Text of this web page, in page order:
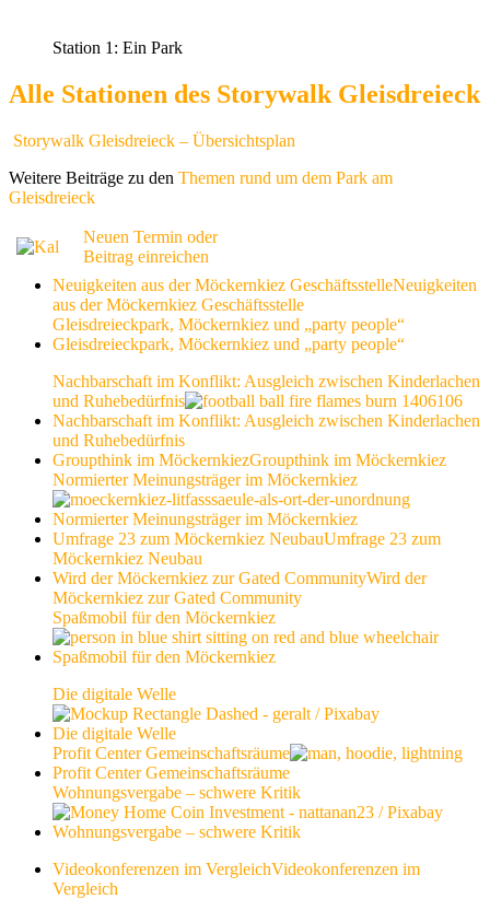
Station 1: Ein Park
Alle Stationen des Storywalk Gleisdreieck
Storywalk Gleisdreieck – Übersichtsplan
Weitere Beiträge zu den Themen rund um dem Park am
Gleisdreieck
Neuen Termin oder
Beitrag einreichen
Neuigkeiten aus der Möckernkiez GeschäftsstelleNeuigkeiten
aus der Möckernkiez Geschäftsstelle
Gleisdreieckpark, Möckernkiez und „party people“
Gleisdreieckpark, Möckernkiez und „party people“
Nachbarschaft im Konflikt: Ausgleich zwischen Kinderlachen
und Ruhebedürfnis
Nachbarschaft im Konflikt: Ausgleich zwischen Kinderlachen
und Ruhebedürfnis
Groupthink im MöckernkiezGroupthink im Möckernkiez
Normierter Meinungsträger im Möckernkiez
Normierter Meinungsträger im Möckernkiez
Umfrage 23 zum Möckernkiez NeubauUmfrage 23 zum
Möckernkiez Neubau
Wird der Möckernkiez zur Gated CommunityWird der
Möckernkiez zur Gated Community
Spaßmobil für den Möckernkiez
Spaßmobil für den Möckernkiez
Die digitale Welle
Die digitale Welle
Profit Center Gemeinschaftsräume
Profit Center Gemeinschaftsräume
Wohnungsvergabe – schwere Kritik
Wohnungsvergabe – schwere Kritik
Videokonferenzen im VergleichVideokonferenzen im
Vergleich